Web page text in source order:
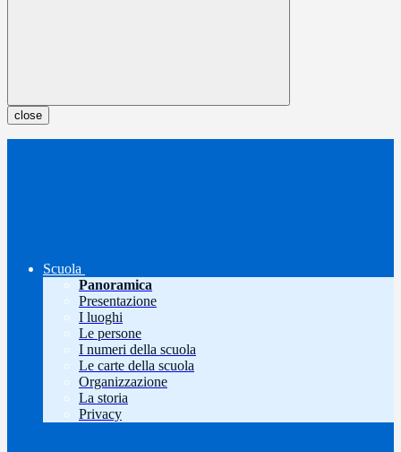
close
Scuola
Panoramica
Presentazione
I luoghi
Le persone
I numeri della scuola
Le carte della scuola
Organizzazione
La storia
Privacy